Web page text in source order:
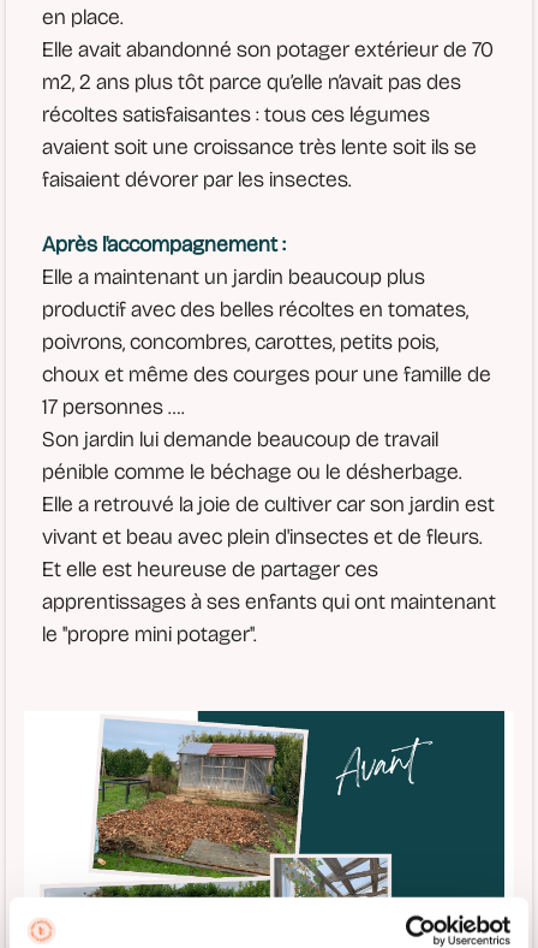
en place.
Elle avait abandonné son potager extérieur de 70
m2, 2 ans plus tôt parce qu’elle n’avait pas des
récoltes satisfaisantes : tous ces légumes
avaient soit une croissance très lente soit ils se
faisaient dévorer par les insectes.
Après l'accompagnement :
Elle a maintenant un jardin beaucoup plus
productif avec des belles récoltes en tomates,
poivrons, concombres, carottes, petits pois,
choux et même des courges pour une famille de
17 personnes ….
Son jardin lui demande beaucoup de travail
pénible comme le béchage ou le désherbage.
Elle a retrouvé la joie de cultiver car son jardin est
vivant et beau avec plein d'insectes et de fleurs.
Et elle est heureuse de partager ces
apprentissages à ses enfants qui ont maintenant
le "propre mini potager".